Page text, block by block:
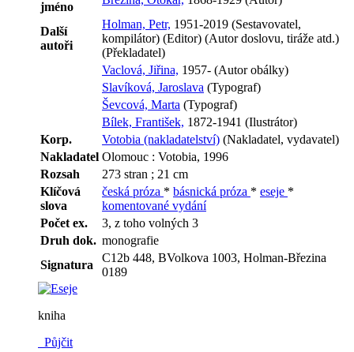
jméno
Další
autoři
Holman, Petr, 1951-2019 (Sestavovatel,
kompilátor) (Editor) (Autor doslovu, tiráže atd.)
(Překladatel)
Vaclová, Jiřina, 1957- (Autor obálky)
Slavíková, Jaroslava (Typograf)
Ševcová, Marta (Typograf)
Bílek, František, 1872-1941 (Ilustrátor)
Korp.
Votobia (nakladatelství) (Nakladatel, vydavatel)
Nakladatel Olomouc : Votobia, 1996
Rozsah
273 stran ; 21 cm
Klíčová
slova
česká próza * básnická próza * eseje *
komentované vydání
Počet ex.
3, z toho volných 3
Druh dok. monografie
Signatura
C12b 448, BVolkova 1003, Holman-Březina
0189
kniha
Půjčit